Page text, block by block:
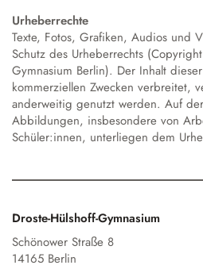
Urheberrechte
Texte, Fotos, Grafiken, Audios und
Schutz des Urheberrechts
Gymnasium Berlin). Der Inhalt
kommerziellen Zwecken verbreitet,
anderweitig genutzt werden. Auf
Abbildungen, insbesondere von
Schüler:innen, unterliegen dem
Droste-Hülshoff-Gymnasium
Schönower Straße 8
14165 Berlin